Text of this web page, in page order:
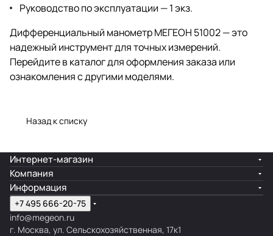
Руководство по эксплуатации — 1 экз.
Дифференциальный манометр МЕГЕОН 51002 — это
надежный инструмент для точных измерений.
Перейдите в каталог для оформления заказа или
ознакомления с другими моделями.
Назад к списку
Интернет-магазин
Компания
Информация
+7 495 666-20-75
info@megeon.ru
г. Москва, ул. Сельскохозяйственная, 17к1